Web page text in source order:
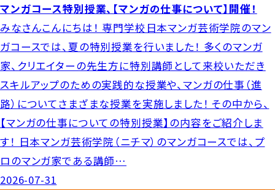
マンガコース特別授業、【マンガの仕事について】開催！
みなさんこんにちは！ 専門学校日本マンガ芸術学院のマン
ガコースでは、夏の特別授業を行いました！ 多くのマンガ
家、クリエイターの先生方に特別講師として来校いただき
スキルアップのための実践的な授業や、マンガの仕事（進
路）についてさまざまな授業を実施しました！ その中から、
【マンガの仕事についての特別授業】の内容をご紹介しま
す！ 日本マンガ芸術学院（ニチマ）のマンガコースでは、プ
ロのマンガ家である講師…
2026-07-31